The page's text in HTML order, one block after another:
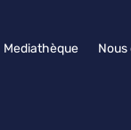
Mediathèque